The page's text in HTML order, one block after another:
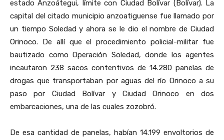
estado Anzoátegui, límite con Ciudad Bolívar (Bolívar). La
capital del citado municipio anzoatiguense fue llamado por
un tiempo Soledad y ahora se le dio el nombre de Ciudad
Orinoco. De allí que el procedimiento policial-militar fue
bautizado como Operación Soledad, donde los agentes
incautaron 238 sacos contentivos de 14.280 panelas de
drogas que transportaban por aguas del río Orinoco a su
paso por Ciudad Bolívar y Ciudad Orinoco en dos
embarcaciones, una de las cuales zozobró.
De esa cantidad de panelas, habían 14.199 envoltorios de